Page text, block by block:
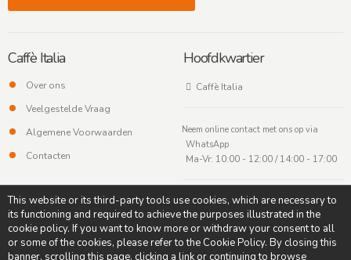
Caffè Italia
Over ons
Veelgestelde Vraag
Algemene Voorwaarden
Contacten
Hoofdkwartier
Caffè Italia
Neem online contact met ons op via
WhatsApp
Ma-Vr: 10:00 - 12:00 / 14:00 - 17:00
This website or its third-party tools use cookies, which are necessary to
its functioning and required to achieve the purposes illustrated in the
cookie policy. If you want to know more or withdraw your consent to all
or some of the cookies, please refer to the Cookie Policy. By closing this
banner, scrolling this page, clicking a link or continuing to browse